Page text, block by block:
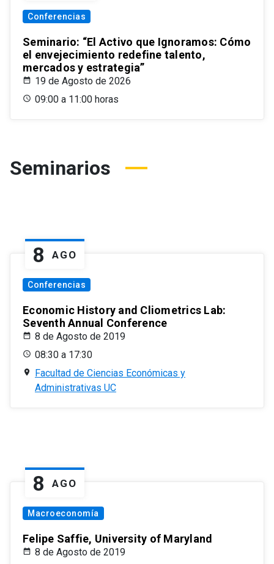
Conferencias
Seminario: “El Activo que Ignoramos: Cómo
el envejecimiento redefine talento,
mercados y estrategia”
19 de Agosto de 2026
09:00 a 11:00 horas
Seminarios
8 AGO
Conferencias
Economic History and Cliometrics Lab:
Seventh Annual Conference
8 de Agosto de 2019
08:30 a 17:30
Facultad de Ciencias Económicas y
Administrativas UC
8 AGO
Macroeconomía
Felipe Saffie, University of Maryland
8 de Agosto de 2019